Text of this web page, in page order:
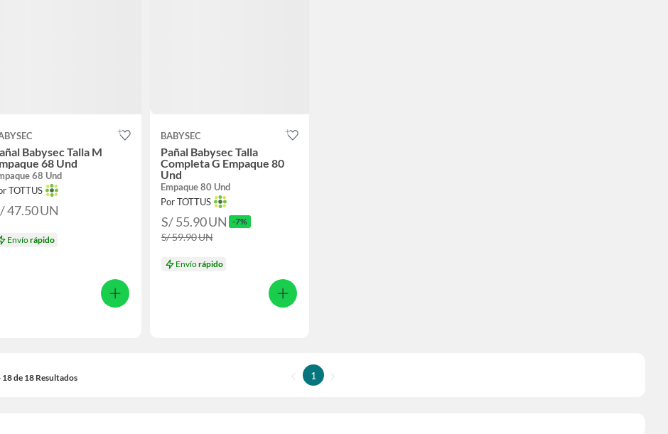
Babysec Talla M
68 Und
68 Und
TOTTUS
47.50UN
Envíorápido
BABYSEC
Pañal Babysec Talla
Completa G Empaque 80
Und
Empaque 80 Und
Por TOTTUS
S/ 55.90UN -7%
S/ 59.90UN
Envíorápido
18 de 18 Resultados 1